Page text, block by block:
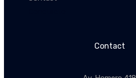
Contact